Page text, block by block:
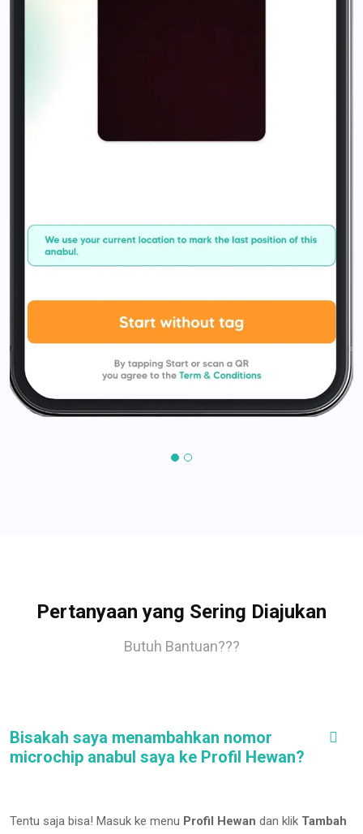
Pertanyaan yang Sering Diajukan
Butuh Bantuan???
Bisakah saya menambahkan nomor
microchip anabul saya ke Profil Hewan?
Tentu saja bisa! Masuk ke menu Profil Hewan dan klik Tambah